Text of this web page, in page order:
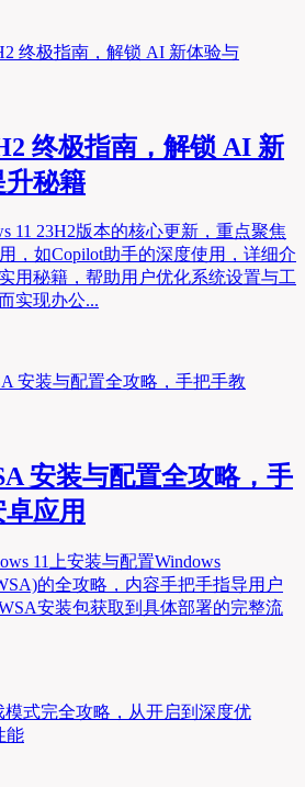
终极指南，解锁 AI 新
升秘籍
11 23H2版本的核心更新，重点聚焦
，如Copilot助手的深度使用，详细介
用秘籍，帮助用户优化系统设置与工
实现办公...
安装与配置全攻略，手
应用
11上安装与配置Windows
的全攻略，内容手把手指导用户
安装包获取到具体部署的完整流